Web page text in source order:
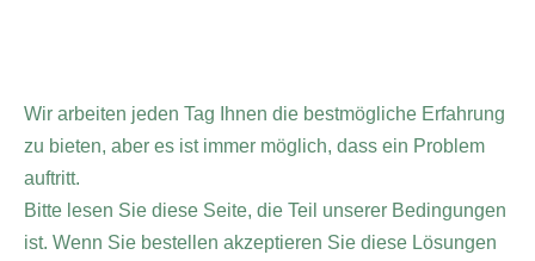
Wir arbeiten jeden Tag Ihnen die bestmögliche Erfahrung
zu bieten, aber es ist immer möglich, dass ein Problem
auftritt.
Bitte lesen Sie diese Seite, die Teil unserer Bedingungen
ist. Wenn Sie bestellen akzeptieren Sie diese Lösungen